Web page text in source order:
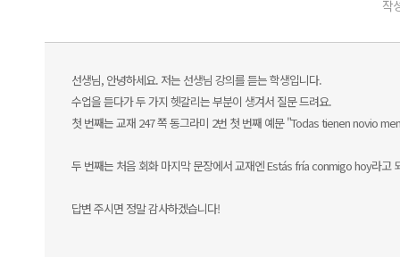
작
선생님, 안녕하세요. 저는 선생님 강의를 듣는 학생입니다.
수업을 듣다가 두 가지 헷갈리는 부분이 생겨서 질문 드려요.
첫 번째는 교재 247 쪽 동그라미 2번 첫 번째 예문 "Todas tienen novio
두 번째는 처음 회화 마지막 문장에서 교재엔 Estás fría conmigo hoy라
답변 주시면 정말 감사하겠습니다!